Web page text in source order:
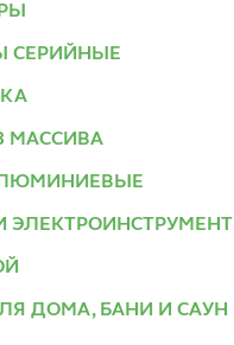
СЕРИЙНЫЕ
МАССИВА
ЭЛЕКТРОИНСТРУМЕНТ
ДОМА, БАНИ И САУН